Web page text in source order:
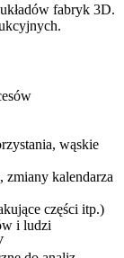
fabryk 3D.
wąskie
zmiany kalendarza
części itp.)
i ludzi